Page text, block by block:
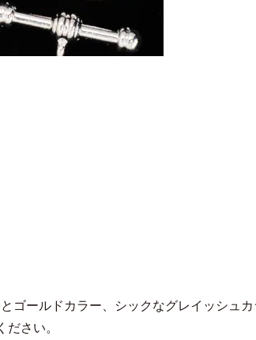
ゴールドカラー、シックなグレイッシュ
さい。